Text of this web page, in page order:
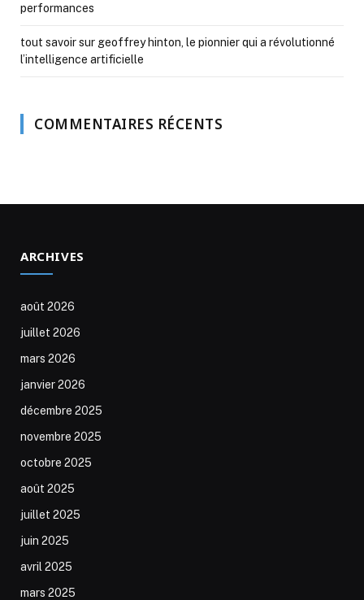
performances
tout savoir sur geoffrey hinton, le pionnier qui a révolutionné
l’intelligence artificielle
COMMENTAIRES RÉCENTS
ARCHIVES
août 2026
juillet 2026
mars 2026
janvier 2026
décembre 2025
novembre 2025
octobre 2025
août 2025
juillet 2025
juin 2025
avril 2025
mars 2025